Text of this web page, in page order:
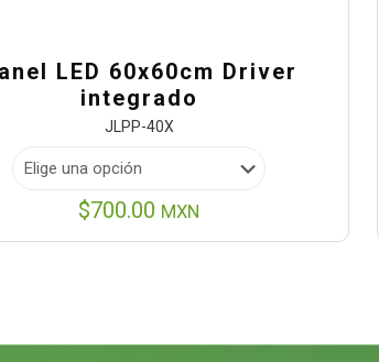
LED 60x60cm Driver
integrado
JLPP-40X
$700.00 MXN